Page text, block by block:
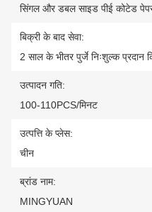
सिंगल और डबल साइड पीई कोटेड
बिक्री के बाद सेवा:
2 साल के भीतर पुर्जे निःशुल्क प्रदान
उत्पादन गति:
100-110PCS/मिनट
उत्पत्ति के प्लेस:
चीन
ब्रांड नाम:
MINGYUAN